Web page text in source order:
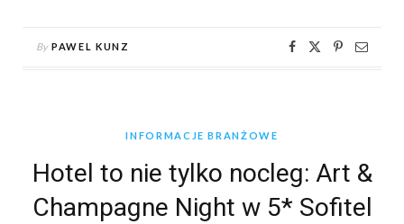
By PAWEL KUNZ
INFORMACJE BRANŻOWE
Hotel to nie tylko nocleg: Art &
Champagne Night w 5* Sofitel